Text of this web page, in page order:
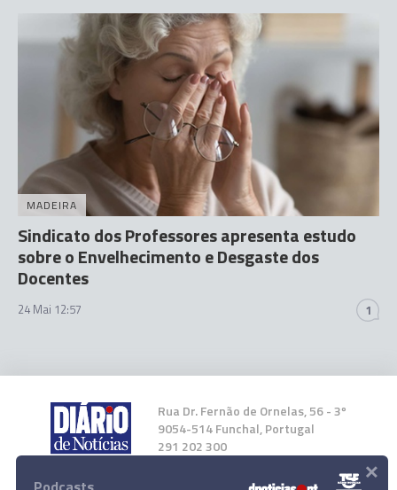
MADEIRA
Sindicato dos Professores apresenta estudo
sobre o Envelhecimento e Desgaste dos
Docentes
24 Mai 12:57 1
Rua Dr. Fernão de Ornelas, 56 - 3º
9054-514 Funchal, Portugal
291 202 300
Instale a nossa App ×